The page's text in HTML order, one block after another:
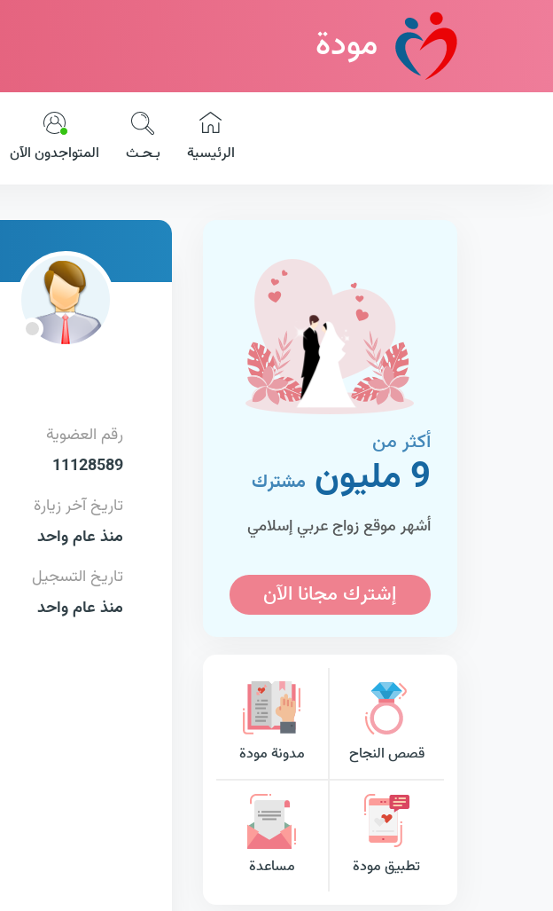
مودة
الرئيسية بـحـث المتواجدون الآن
أكثر من
9 مليون مشترك
أشهر موقع زواج عربي إسلامي
إشترك مجانا الآن
قصص النجاح مدونة مودة
تطبيق مودة مساعدة
رقم العضوية
11128589
تاريخ آخر زيارة
منذ عام واحد
تاريخ التسجيل
منذ عام واحد